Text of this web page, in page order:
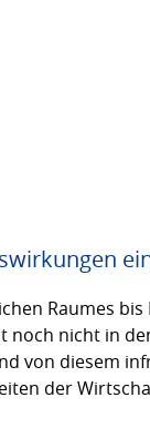
Raumes
nicht in
von diesem
der